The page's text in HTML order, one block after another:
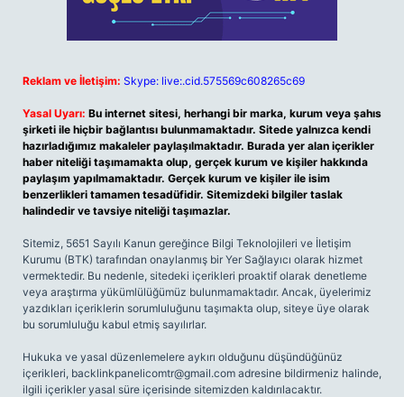
Reklam ve İletişim: Skype: live:.cid.575569c608265c69
Yasal Uyarı: Bu internet sitesi, herhangi bir marka, kurum veya şahıs
şirketi ile hiçbir bağlantısı bulunmamaktadır. Sitede yalnızca kendi
hazırladığımız makaleler paylaşılmaktadır. Burada yer alan içerikler
haber niteliği taşımamakta olup, gerçek kurum ve kişiler hakkında
paylaşım yapılmamaktadır. Gerçek kurum ve kişiler ile isim
benzerlikleri tamamen tesadüfidir. Sitemizdeki bilgiler taslak
halindedir ve tavsiye niteliği taşımazlar.
Sitemiz, 5651 Sayılı Kanun gereğince Bilgi Teknolojileri ve İletişim
Kurumu (BTK) tarafından onaylanmış bir Yer Sağlayıcı olarak hizmet
vermektedir. Bu nedenle, sitedeki içerikleri proaktif olarak denetleme
veya araştırma yükümlülüğümüz bulunmamaktadır. Ancak, üyelerimiz
yazdıkları içeriklerin sorumluluğunu taşımakta olup, siteye üye olarak
bu sorumluluğu kabul etmiş sayılırlar.
Hukuka ve yasal düzenlemelere aykırı olduğunu düşündüğünüz
içerikleri, backlinkpanelicomtr@gmail.com adresine bildirmeniz halinde,
ilgili içerikler yasal süre içerisinde sitemizden kaldırılacaktır.